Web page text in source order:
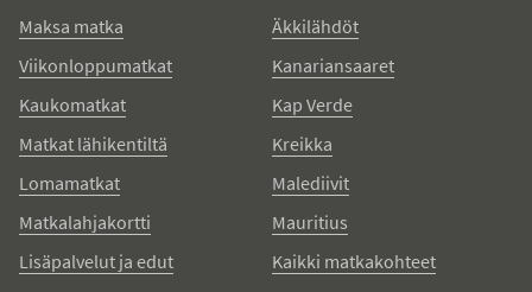
Maksa matka
Viikonloppumatkat
Kaukomatkat
Matkat lähikentiltä
Lomamatkat
Matkalahjakortti
Lisäpalvelut ja edut
Äkkilähdöt
Kanariansaaret
Kap Verde
Kreikka
Malediivit
Mauritius
Kaikki matkakohteet